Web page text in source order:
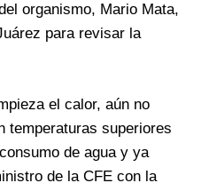
organismo, Mario Mata,
para revisar la
el calor, aún no
temperaturas superiores
de agua y ya
de la CFE con la